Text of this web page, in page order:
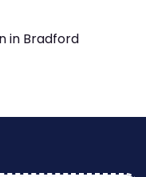
in Bradford